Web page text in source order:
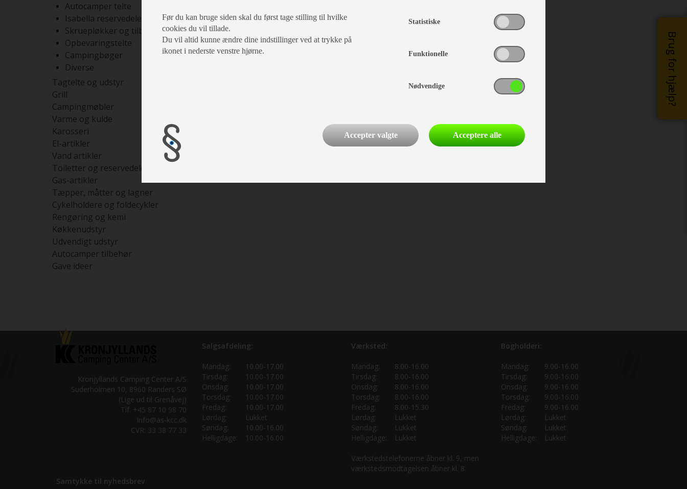
Brug for hjælp?
Autocamper telte
Isabella reservedele
Skruepløkker og tilbehør
Opbevaringstelte
Campingbøger
Diverse
Tagtelte og udstyr
Grill
Campingmøbler
Varme og kulde
Karosseri
El-artikler
Vand artikler
Toiletter og reservedele
Gas-artikler
Tæpper, måtter og lagner
Cykelholdere og foldecykler
Rengøring og kemi
Køkkenudstyr
Udvendigt udstyr
Autocamper tilbehør
Gave ideer
Kronjyllands Camping Center A/S
Suderholmen 10, 8960 Randers SØ
(Lige ud til Grenåvej)
Tlf. +45 87 10 98 70
Info@as-kcc.dk
CVR: 33 38 77 33
Samtykke til nyhedsbrev
Salgsafdeling:
Mandag:
10.00-17.00
Tirsdag:
10.00-17.00
Onsdag:
10.00-17.00
Torsdag:
10.00-17.00
Fredag:
10.00-17.00
Lørdag:
Lukket
Søndag:
10.00-16.00
Helligdage:
10.00-16.00
Værksted:
Mandag:
8.00-16.00
Tirsdag:
8.00-16.00
Onsdag:
8.00-16.00
Torsdag:
8.00-16.00
Fredag:
8.00-15.30
Lørdag:
Lukket
Søndag:
Lukket
Helligdage:
Lukket
Værkstedstelefonerne åbner kl. 9, men
værkstedsmodtagelsen åbner kl. 8.
Bogholderi:
Mandag:
9.00-16.00
Tirsdag:
9.00-16.00
Onsdag:
9.00-16.00
Torsdag:
9.00-16.00
Fredag:
9.00-16.00
Lørdag:
Lukket
Søndag:
Lukket
Helligdage:
Lukket
Før du kan bruge siden skal du først tage stilling til hvilke
cookies du vil tillade.
Du vil altid kunne ændre dine indstillinger ved at trykke på
ikonet i nederste venstre hjørne.
Statistiske
Funktionelle
Nødvendige
Accepter valgte Acceptere alle